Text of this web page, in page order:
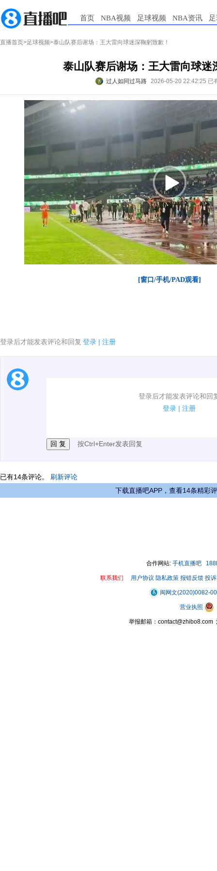
首页 NBA视频 足球视频 NBA资讯
直播首页>足球视频>泰山队赛后谢场：王大雷向球迷深鞠躬致歉！
泰山队赛后谢场：王大雷向球迷
过人如同过马路 2026-05-20 22:42:25 已
[窗口/手机/PAD观看]
登录后才能发表评论和回复 登录 | 注册
登录后才能发表评论和回
登录 | 注册
1.电脑端新用户可以发表评论了！
按Ctrl+Enter发表回复
已有14条评论。 刷新评论
下载直播吧APP，查看14条精彩
合作网站: 手机直播吧
联系我们 用户协议 隐私政策 报错反馈 投
闽网文(2020)0082-
营业执照
举报邮箱：